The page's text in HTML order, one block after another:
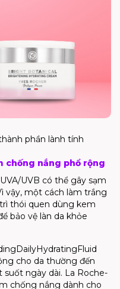
phần lành tính
chống nắng phổ rộng
UVB có thể gây sạm
vậy, một cách làm trắng
thói quen dùng kem
bảo vệ làn da khỏe
DailyHydratingFluid
cho da thường đến
ngày dài. La Roche-
chống nắng dành cho